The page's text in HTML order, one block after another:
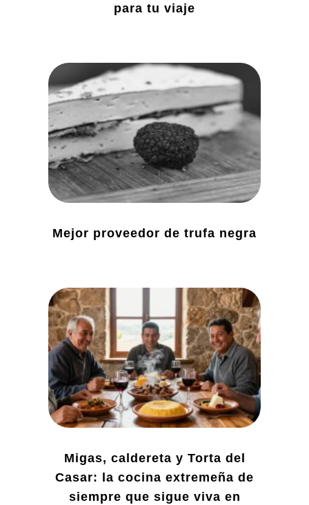
para tu viaje
Mejor proveedor de trufa negra
Migas, caldereta y Torta del
Casar: la cocina extremeña de
siempre que sigue viva en